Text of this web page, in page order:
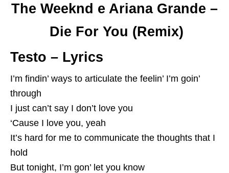
The Weeknd e Ariana Grande –
Die For You (Remix)
Testo – Lyrics
I’m findin’ ways to articulate the feelin’ I’m goin’
through
I just can’t say I don’t love you
‘Cause I love you, yeah
It’s hard for me to communicate the thoughts that I
hold
But tonight, I’m gon’ let you know